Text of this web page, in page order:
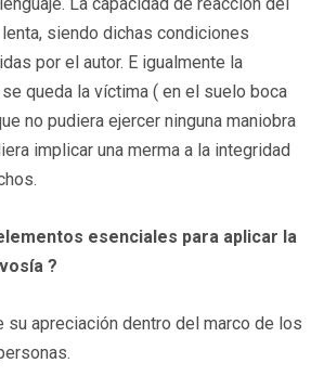
siendo dichas condiciones
por el autor. E igualmente la
queda la víctima ( en el suelo boca
no pudiera ejercer ninguna maniobra
implicar una merma a la integridad
esenciales para aplicar la
?
su apreciación dentro del marco de los